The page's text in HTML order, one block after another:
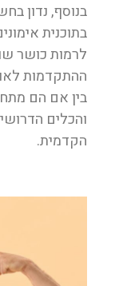
בנוסף, נדון
בתוכנית
לרמות כושר
ההתקדמות
בין אם הם
והכלים
הקדמית.